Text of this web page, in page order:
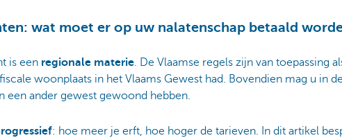
wat moet er op uw nalatenschap betaald
is een regionale materie. De Vlaamse regels zijn van toepassing
woonplaats in het Vlaams Gewest had. Bovendien mag u in
een ander gewest gewoond hebben.
: hoe meer je erft, hoe hoger de tarieven. In dit artikel